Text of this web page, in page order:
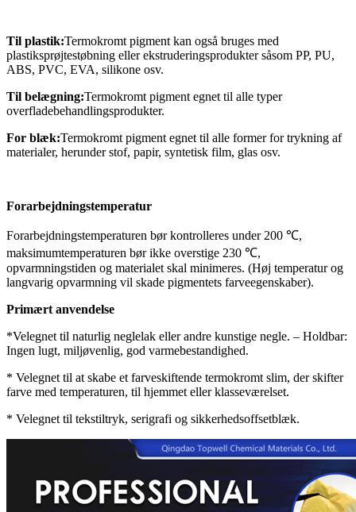
Til plastik:Termokromt pigment kan også bruges med
plastiksprøjtestøbning eller ekstruderingsprodukter såsom PP, PU,
ABS, PVC, EVA, silikone osv.
Til belægning:Termokromt pigment egnet til alle typer
overfladebehandlingsprodukter.
For blæk:Termokromt pigment egnet til alle former for trykning af
materialer, herunder stof, papir, syntetisk film, glas osv.
Forarbejdningstemperatur
Forarbejdningstemperaturen bør kontrolleres under 200 ℃,
maksimumtemperaturen bør ikke overstige 230 ℃,
opvarmningstiden og materialet skal minimeres. (Høj temperatur og
langvarig opvarmning vil skade pigmentets farveegenskaber).
Primært anvendelse
*Velegnet til naturlig neglelak eller andre kunstige negle. – Holdbar:
Ingen lugt, miljøvenlig, god varmebestandighed.
* Velegnet til at skabe et farveskiftende termokromt slim, der skifter
farve med temperaturen, til hjemmet eller klasseværelset.
* Velegnet til tekstiltryk, serigrafi og sikkerhedsoffsetblæk.